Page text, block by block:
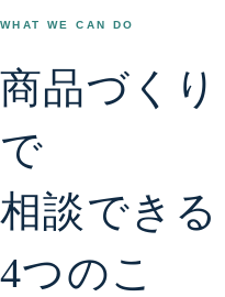
WHAT WE CAN DO
商品づくり
で
相談できる
4つのこ